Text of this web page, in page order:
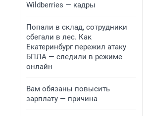
Wildberries — кадры
Попали в склад, сотрудники
сбегали в лес. Как
Екатеринбург пережил атаку
БПЛА — следили в режиме
онлайн
Вам обязаны повысить
зарплату — причина